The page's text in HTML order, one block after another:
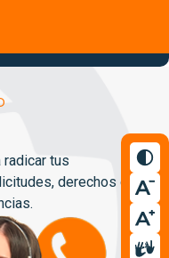
radicar tus
derechos de